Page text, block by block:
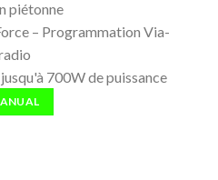
piétonne
– Programmation Via-
700W de puissance